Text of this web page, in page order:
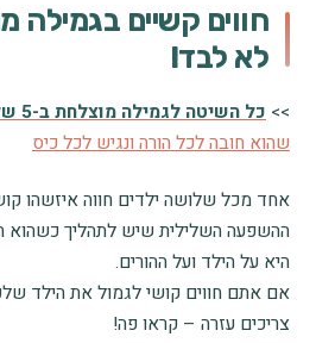
חווים קשיים בגמילה
לא לבד!
>> כל השיטה לגמילה מוצלחת ב-5 שלבים פשוטים
שהוא חובה לכל הורה ונגיש לכל כיס
אחד מכל שלושה ילדים חווה איזשהו
ההשפעה השלילית שיש לתהליך כשהוא
היא על הילד ועל ההורים.
אם אתם חווים קושי לגמול את הילד
צריכים עזרה – קראו פה!